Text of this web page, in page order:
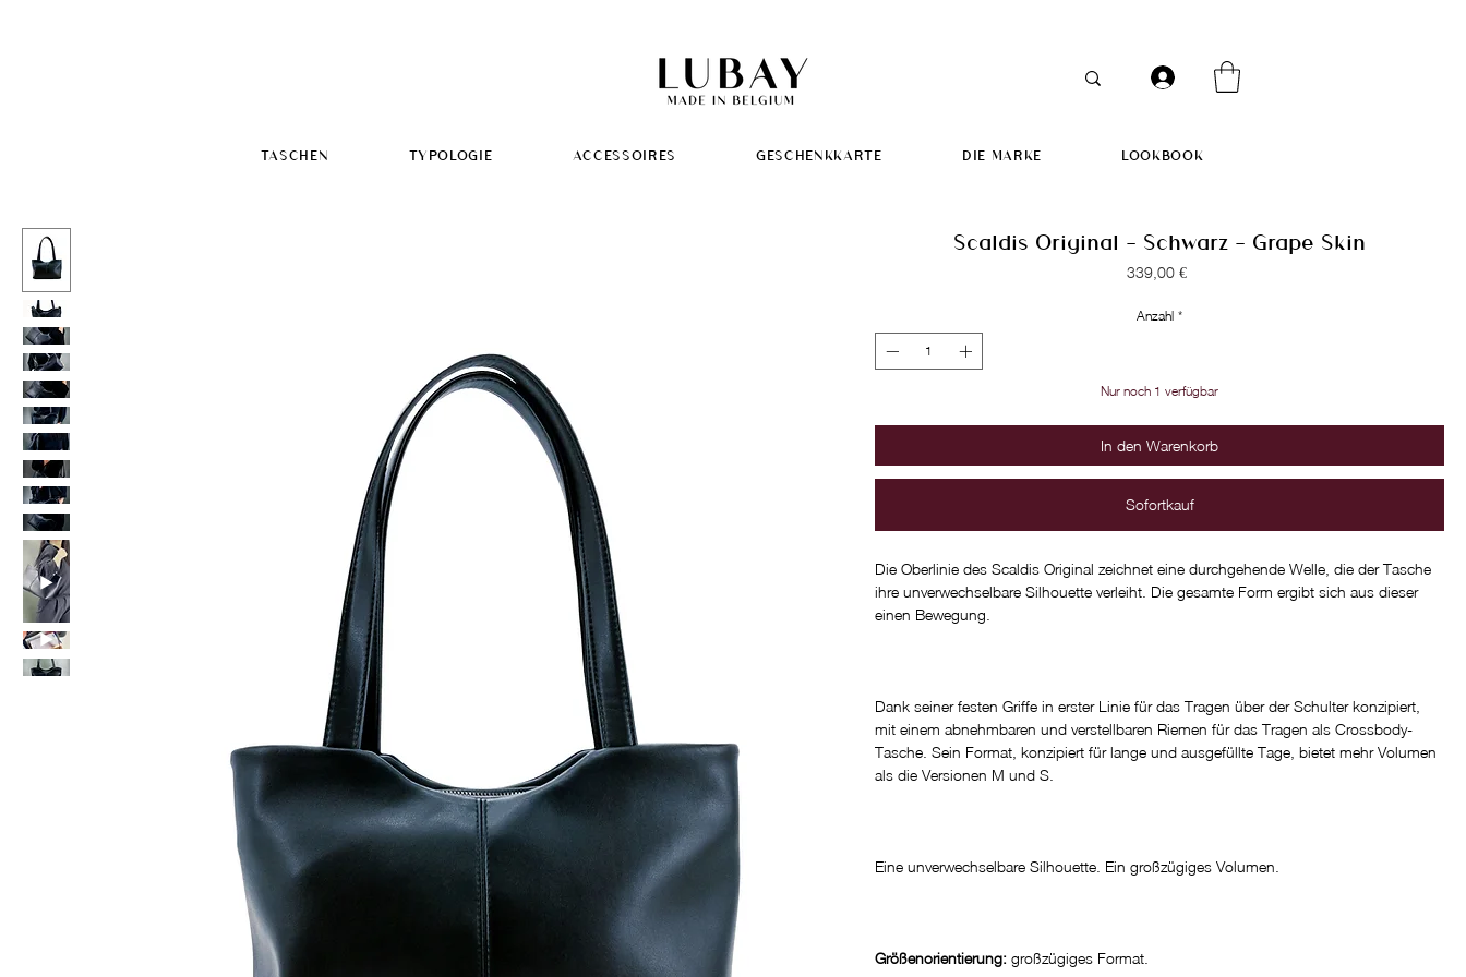
TASCHEN TYPOLOGIE ACCESSOIRES GESCHENKKARTE DIE MARKE LOOKBOOK
Scaldis Original - Schwarz - Grape Skin
339,00 €Preis
Anzahl *
Nur noch 1 verfügbar
In den Warenkorb
Sofortkauf
Die Oberlinie des Scaldis Original zeichnet eine durchgehende Welle, die der Tasche
ihre unverwechselbare Silhouette verleiht. Die gesamte Form ergibt sich aus dieser
einen Bewegung.
Dank seiner festen Griffe in erster Linie für das Tragen über der Schulter konzipiert,
mit einem abnehmbaren und verstellbaren Riemen für das Tragen als Crossbody-
Tasche. Sein Format, konzipiert für lange und ausgefüllte Tage, bietet mehr Volumen
als die Versionen M und S.
Eine unverwechselbare Silhouette. Ein großzügiges Volumen.
Größenorientierung: großzügiges Format.